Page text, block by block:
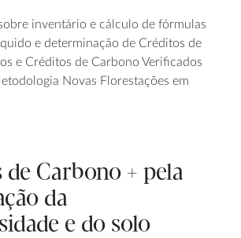
inventário e cálculo de fórmulas
e determinação de Créditos de
e Créditos de Carbono Verificados
Novas Florestações em
Carbono + pela
da
e do solo